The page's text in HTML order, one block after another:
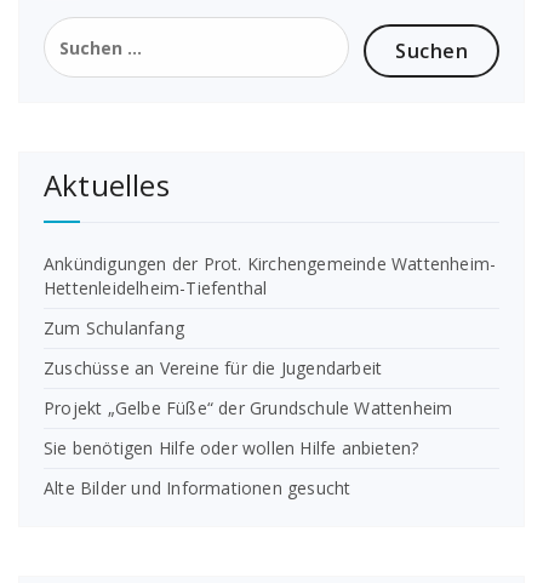
Suchen
nach:
Aktuelles
Ankündigungen der Prot. Kirchengemeinde Wattenheim-
Hettenleidelheim-Tiefenthal
Zum Schulanfang
Zuschüsse an Vereine für die Jugendarbeit
Projekt „Gelbe Füße“ der Grundschule Wattenheim
Sie benötigen Hilfe oder wollen Hilfe anbieten?
Alte Bilder und Informationen gesucht